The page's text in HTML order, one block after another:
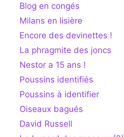
Blog en congés
Milans en lisière
Encore des devinettes !
La phragmite des joncs
Nestor a 15 ans !
Poussins identifiés
Poussins à identifier
Oiseaux bagués
David Russell